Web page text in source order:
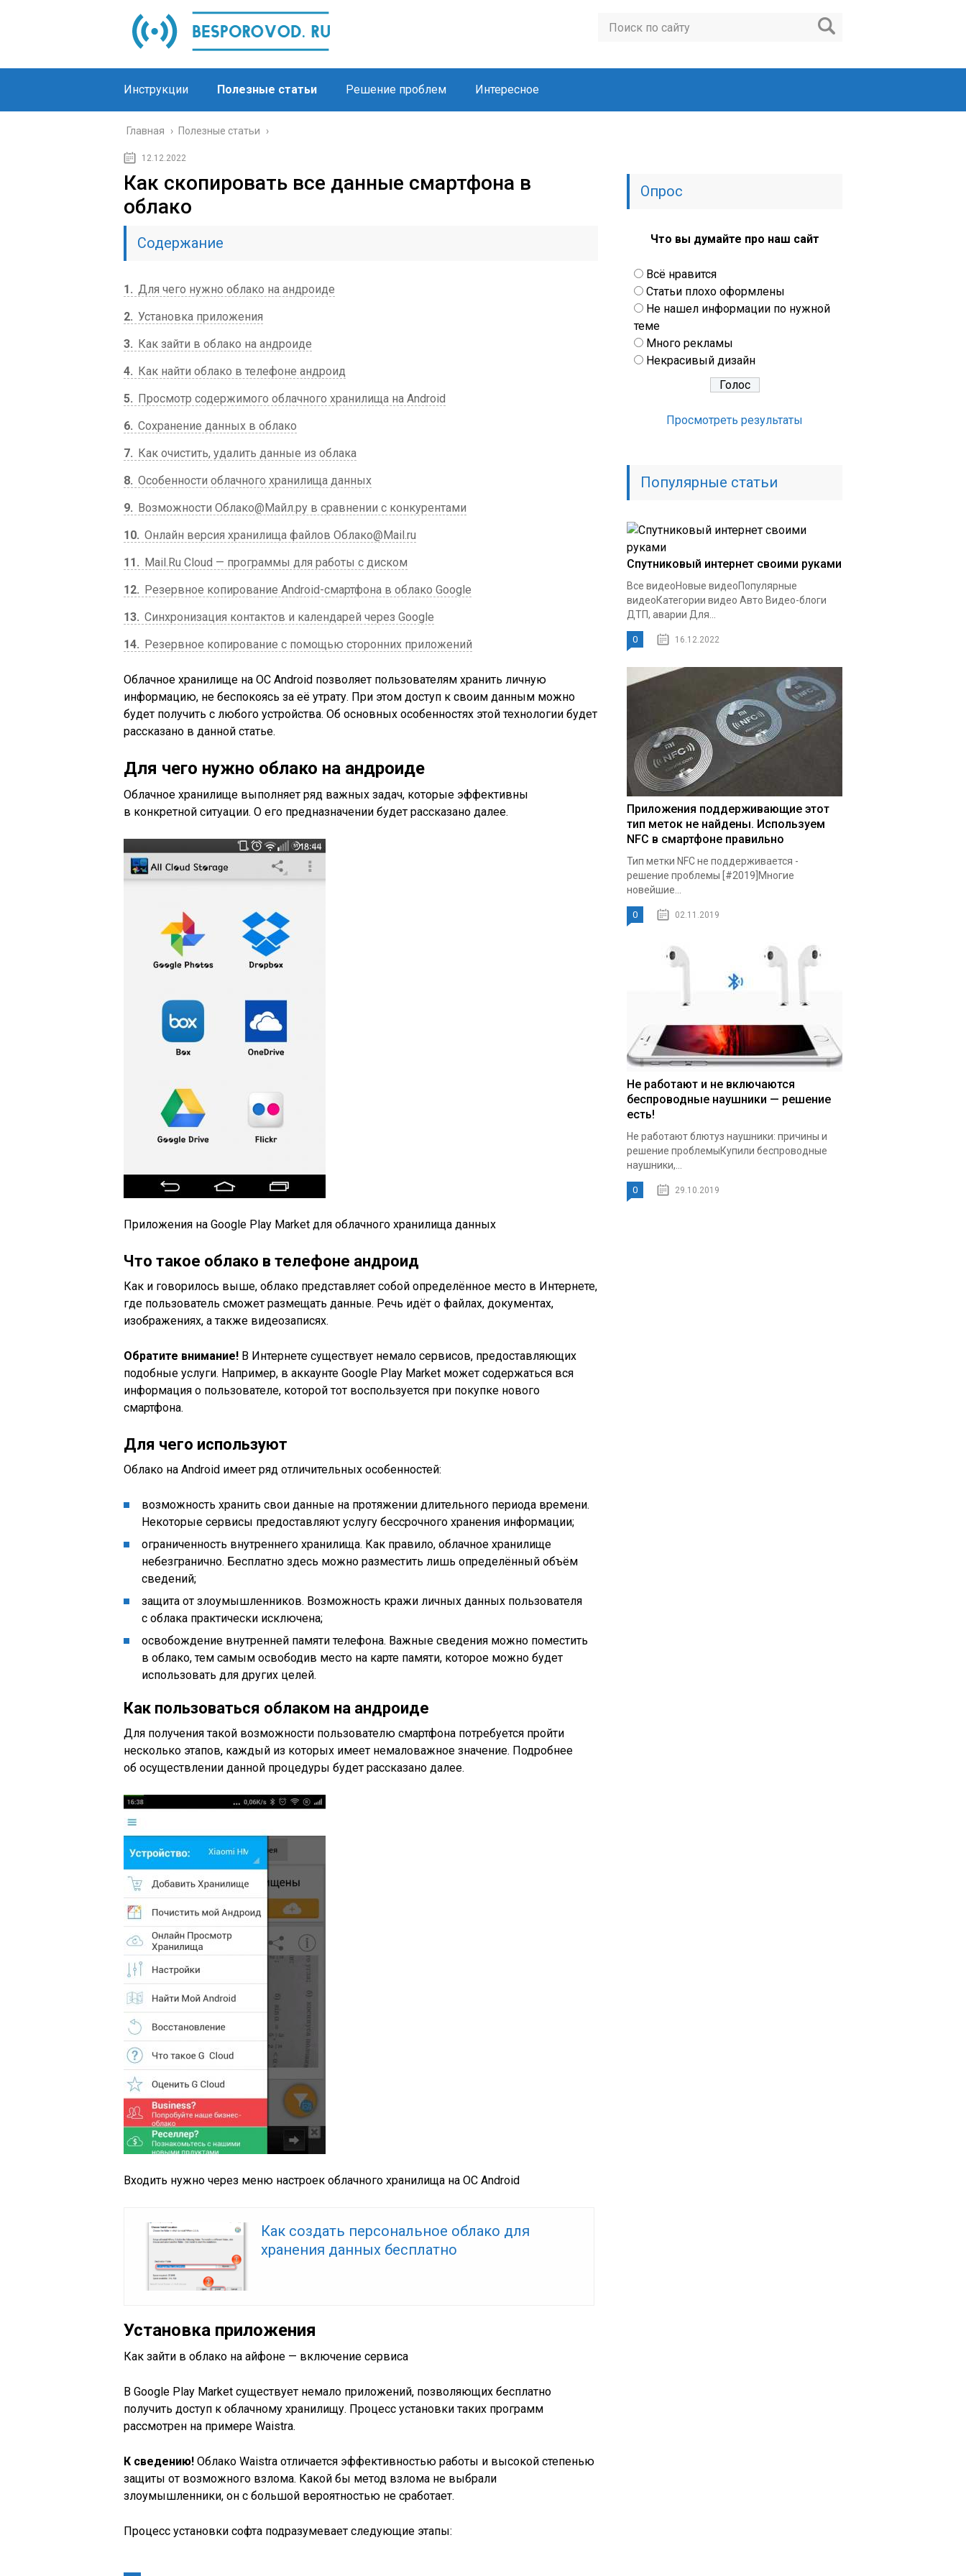
Инструкции Полезные статьи Решение проблем Интересное
Главная › Полезные статьи ›
12.12.2022
Как скопировать все данные смартфона в
облако
Содержание
1
Для чего нужно облако на андроиде
2 Установка приложения
3
Как зайти в облако на андроиде
4
Как найти облако в телефоне андроид
5
Просмотр содержимого облачного хранилища на Android
6 Сохранение данных в облако
7
Как очистить, удалить данные из облака
8 Особенности облачного хранилища данных
9
Возможности Облако@Майл.ру в сравнении с конкурентами
10 Онлайн версия хранилища файлов Облако@Mail.ru
11
Mail.Ru Cloud — программы для работы с диском
12
Резервное копирование Android-смартфона в облако Google
13 Синхронизация контактов и календарей через Google
14
Резервное копирование с помощью сторонних приложений
Облачное хранилище на OC Android позволяет пользователям хранить личную
информацию, не беспокоясь за её утрату. При этом доступ к своим данным можно
будет получить с любого устройства. Об основных особенностях этой технологии будет
рассказано в данной статье.
Для чего нужно облако на андроиде
Облачное хранилище выполняет ряд важных задач, которые эффективны
в конкретной ситуации. О его предназначении будет рассказано далее.
Приложения на Google Play Market для облачного хранилища данных
Что такое облако в телефоне андроид
Как и говорилось выше, облако представляет собой определённое место в Интернете,
где пользователь сможет размещать данные. Речь идёт о файлах, документах,
изображениях, а также видеозаписях.
Обратите внимание! В Интернете существует немало сервисов, предоставляющих
подобные услуги. Например, в аккаунте Google Play Market может содержаться вся
информация о пользователе, которой тот воспользуется при покупке нового
смартфона.
Для чего используют
Облако на Android имеет ряд отличительных особенностей:
возможность хранить свои данные на протяжении длительного периода времени.
Некоторые сервисы предоставляют услугу бессрочного хранения информации;
ограниченность внутреннего хранилища. Как правило, облачное хранилище
небезгранично. Бесплатно здесь можно разместить лишь определённый объём
сведений;
защита от злоумышленников. Возможность кражи личных данных пользователя
с облака практически исключена;
освобождение внутренней памяти телефона. Важные сведения можно поместить
в облако, тем самым освободив место на карте памяти, которое можно будет
использовать для других целей.
Как пользоваться облаком на андроиде
Для получения такой возможности пользователю смартфона потребуется пройти
несколько этапов, каждый из которых имеет немаловажное значение. Подробнее
об осуществлении данной процедуры будет рассказано далее.
Входить нужно через меню настроек облачного хранилища на OC Android
Как создать персональное облако для
хранения данных бесплатно
Установка приложения
Как зайти в облако на айфоне — включение сервиса
В Google Play Market существует немало приложений, позволяющих бесплатно
получить доступ к облачному хранилищу. Процесс установки таких программ
рассмотрен на примере Waistra.
К сведению! Облако Waistra отличается эффективностью работы и высокой степенью
защиты от возможного взлома. Какой бы метод взлома не выбрали
злоумышленники, он с большой вероятностью не сработает.
Процесс установки софта подразумевает следующие этапы:
Опрос
Что вы думайте про наш сайт
Всё нравится
Статьи плохо оформлены
Не нашел информации по нужной
теме
Много рекламы
Некрасивый дизайн
Просмотреть результаты
Популярные статьи
Спутниковый интернет своими руками
Все видеоНовые видеоПопулярные
видеоКатегории видео Авто Видео-блоги
ДТП, аварии Для...
0 16.12.2022
Приложения поддерживающие этот
тип меток не найдены. Используем
NFC в смартфоне правильно
Тип метки NFC не поддерживается -
решение проблемы [#2019]Многие
новейшие...
0 02.11.2019
Не работают и не включаются
беспроводные наушники — решение
есть!
Не работают блютуз наушники: причины и
решение проблемыКупили беспроводные
наушники,...
0 29.10.2019